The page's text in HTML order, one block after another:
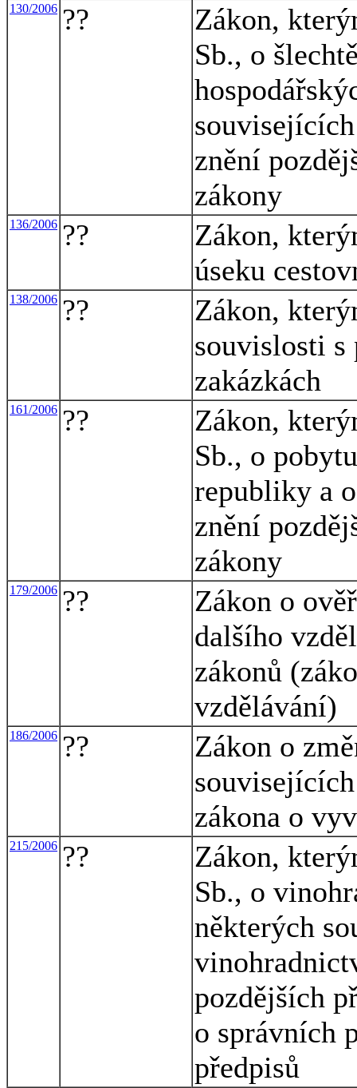
130/2006 ??
Zákon,
Sb., o
znění
zákony
136/2006 ??
Zákon,
úseku
138/2006 ??
Zákon,
souvislosti
zakázkách
161/2006 ??
Zákon,
Sb., o
republiky a
znění
zákony
179/2006 ??
Zákon o
dalšího
zákonů
vzdělávání)
186/2006 ??
Zákon o
zákona o
215/2006 ??
Zákon,
Sb., o
některých
pozdějších
o správních
předpisů